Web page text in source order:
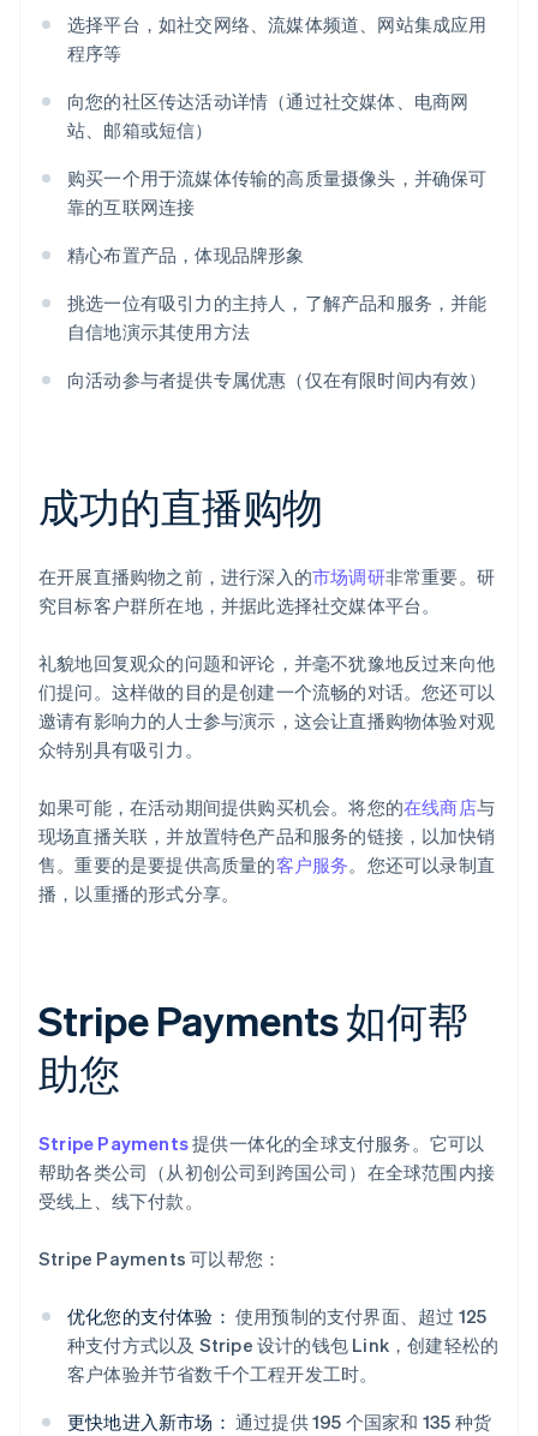
选择平台，如社交网络、流媒体频道、网站集成应用
程序等
向您的社区传达活动详情（通过社交媒体、电商网
站、邮箱或短信）
购买一个用于流媒体传输的高质量摄像头，并确保可
靠的互联网连接
精心布置产品，体现品牌形象
挑选一位有吸引力的主持人，了解产品和服务，并能
自信地演示其使用方法
向活动参与者提供专属优惠（仅在有限时间内有效）
成功的直播购物
在开展直播购物之前，进行深入的市场调研非常重要。研
究目标客户群所在地，并据此选择社交媒体平台。
礼貌地回复观众的问题和评论，并毫不犹豫地反过来向他
们提问。这样做的目的是创建一个流畅的对话。您还可以
邀请有影响力的人士参与演示，这会让直播购物体验对观
众特别具有吸引力。
如果可能，在活动期间提供购买机会。将您的在线商店与
现场直播关联，并放置特色产品和服务的链接，以加快销
售。重要的是要提供高质量的客户服务。您还可以录制直
播，以重播的形式分享。
Stripe Payments 如何帮
助您
Stripe Payments提供一体化的全球支付服务。它可以
帮助各类公司（从初创公司到跨国公司）在全球范围内接
受线上、线下付款。
Stripe Payments 可以帮您：
优化您的支付体验： 使用预制的支付界面、超过 125
种支付方式以及 Stripe 设计的钱包 Link，创建轻松的
客户体验并节省数千个工程开发工时。
更快地进入新市场： 通过提供 195 个国家和 135 种货